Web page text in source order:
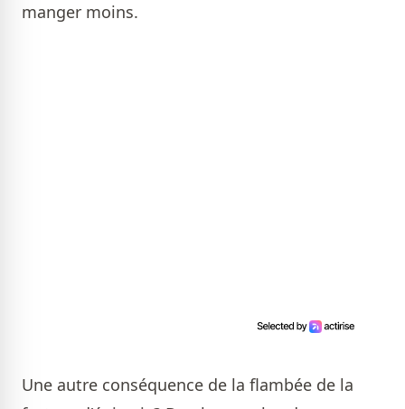
manger moins.
Une autre conséquence de la flambée de la